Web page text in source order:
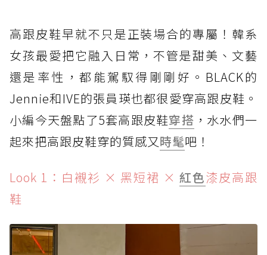
高跟皮鞋早就不只是正裝場合的專屬！韓系
女孩最愛把它融入日常，不管是甜美、文藝
還是率性，都能駕馭得剛剛好。BLACK的
Jennie和IVE的張員瑛也都很愛穿高跟皮鞋。
小編今天盤點了5套高跟皮鞋穿搭 ，水水們一
起來把高跟皮鞋穿的質感又時髦吧！
Look 1：白襯衫 × 黑短裙 × 紅色漆皮高跟
鞋